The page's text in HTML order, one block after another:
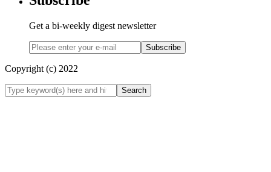
Get a bi-weekly digest newsletter
Subscribe
Copyright (c) 2022